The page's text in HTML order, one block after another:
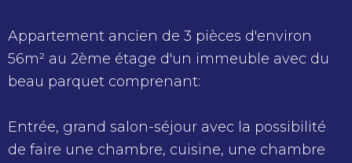
Appartement ancien de 3 pièces d'environ
56m² au 2ème étage d'un immeuble avec du
beau parquet comprenant:
Entrée, grand salon-séjour avec la possibilité
de faire une chambre, cuisine, une chambre